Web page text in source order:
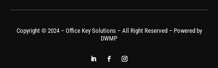
Copyright © 2024 – Office Key Solutions – All Right Reserved – Powered by
DWMP